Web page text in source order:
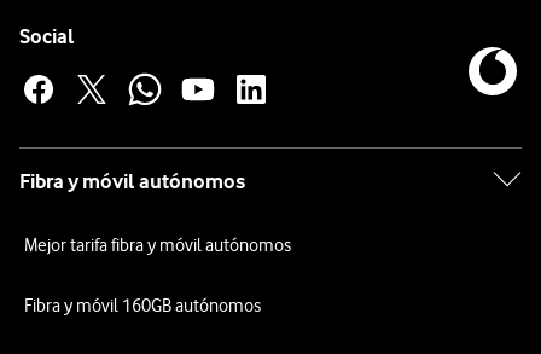
Social
Fibra y móvil autónomos
Mejor tarifa fibra y móvil autónomos
Fibra y móvil 160GB autónomos